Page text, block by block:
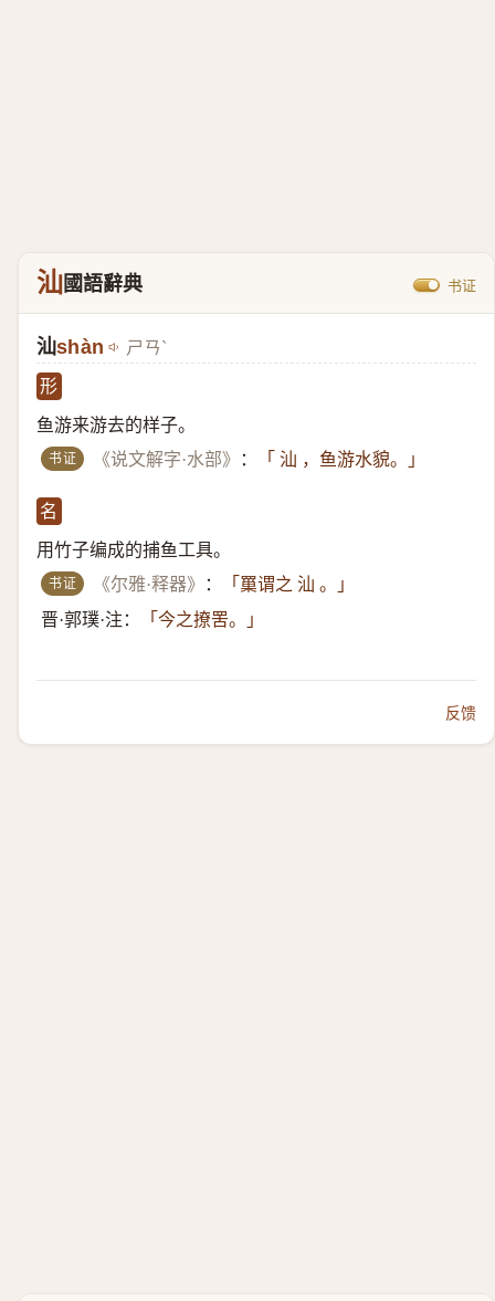
汕國語辭典 书证
汕shàn ㄕㄢˋ
形
鱼游来游去的样子。
书证 《说文解字·水部》 ： 「 汕 ，鱼游水貌。」
名
用竹子编成的捕鱼工具。
书证 《尔雅·释器》 ：
「罺谓之 汕 。」
晋·郭璞·注：
「今之撩罟。」
反馈